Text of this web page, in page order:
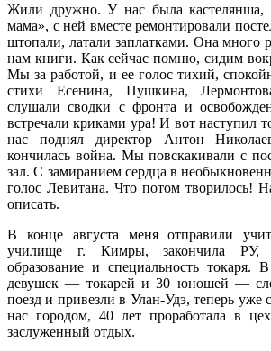
Жили дружно. У нас была кастелянша,
мама», с ней вместе ремонтировали
штопали, латали заплатками. Она много
нам книги. Как сейчас помню, сидим
Мы за работой, и ее голос тихий,
стихи Есенина, Пушкина,
слушали сводки с фронта и
встречали криками ура! И вот наступил
нас поднял директор Антон
кончилась война. Мы повскакивали с
зал. С замиранием сердца в
голос Левитана. Что потом творилось!
описать.
В конце августа меня отправили
училище г. Кимры, закончила РУ,
образование и специальность токаря.
девушек — токарей и 30 юношей —
поезд и привезли в Улан-Удэ, теперь
нас городом, 40 лет проработала в
заслуженный отдых.